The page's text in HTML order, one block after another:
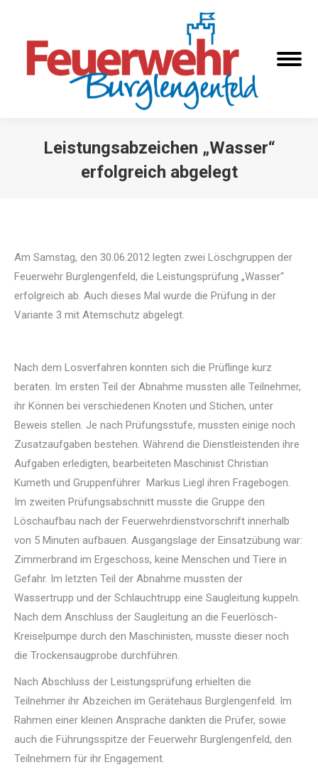
Leistungsabzeichen „Wasser“
erfolgreich abgelegt
Am Samstag, den 30.06.2012 legten zwei Löschgruppen der
Feuerwehr Burglengenfeld, die Leistungsprüfung „Wasser“
erfolgreich ab. Auch dieses Mal wurde die Prüfung in der
Variante 3 mit Atemschutz abgelegt.
Nach dem Losverfahren konnten sich die Prüflinge kurz
beraten. Im ersten Teil der Abnahme mussten alle Teilnehmer,
ihr Können bei verschiedenen Knoten und Stichen, unter
Beweis stellen. Je nach Prüfungsstufe, mussten einige noch
Zusatzaufgaben bestehen. Während die Dienstleistenden ihre
Aufgaben erledigten, bearbeiteten Maschinist Christian
Kumeth und Gruppenführer Markus Liegl ihren Fragebogen.
Im zweiten Prüfungsabschnitt musste die Gruppe den
Löschaufbau nach der Feuerwehrdienstvorschrift innerhalb
von 5 Minuten aufbauen. Ausgangslage der Einsatzübung war:
Zimmerbrand im Ergeschoss, keine Menschen und Tiere in
Gefahr. Im letzten Teil der Abnahme mussten der
Wassertrupp und der Schlauchtrupp eine Saugleitung kuppeln.
Nach dem Anschluss der Saugleitung an die Feuerlösch-
Kreiselpumpe durch den Maschinisten, musste dieser noch
die Trockensaugprobe durchführen.
Nach Abschluss der Leistungsprüfung erhielten die
Teilnehmer ihr Abzeichen im Gerätehaus Burglengenfeld. Im
Rahmen einer kleinen Ansprache dankten die Prüfer, sowie
auch die Führungsspitze der Feuerwehr Burglengenfeld, den
Teilnehmern für ihr Engagement.